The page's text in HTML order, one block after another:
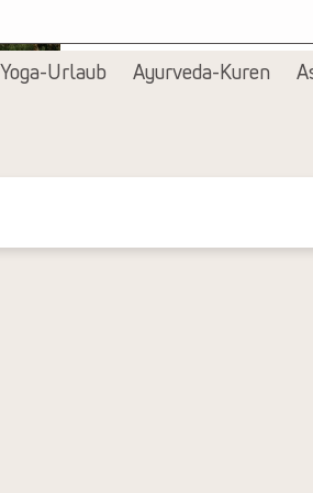
Yoga-Urlaub Ayurveda-Kuren